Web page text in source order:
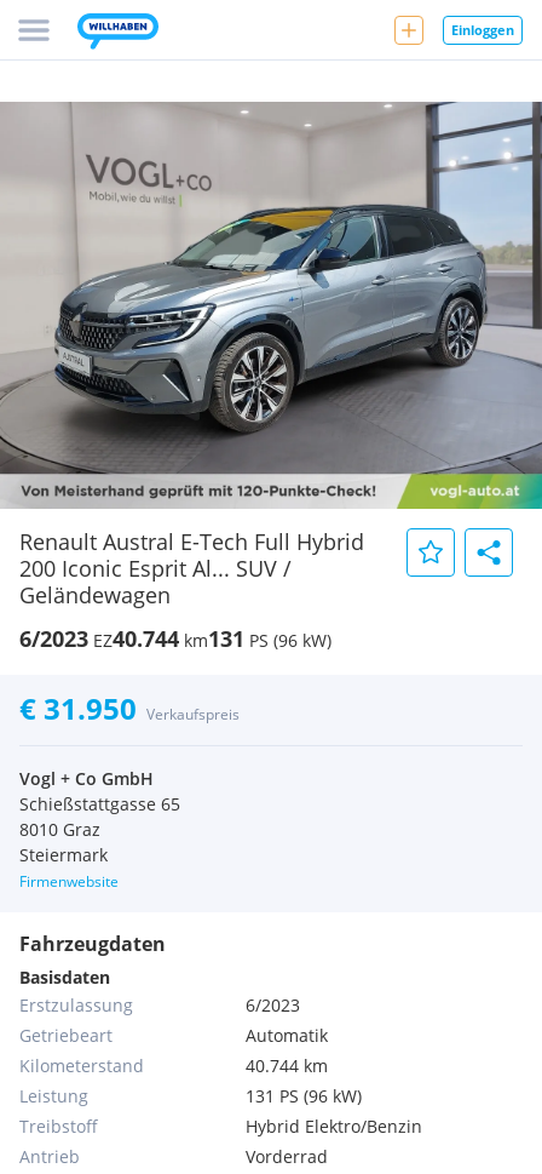
Einloggen
Renault Austral E-Tech Full Hybrid
200 Iconic Esprit Al... SUV /
Geländewagen
6/2023 EZ40.744 km131 PS (96 kW)
€ 31.950 Verkaufspreis
Vogl + Co GmbH
Schießstattgasse 65
8010 Graz
Steiermark
Firmenwebsite
Fahrzeugdaten
Basisdaten
Erstzulassung
6/2023
Getriebeart
Automatik
Kilometerstand
40.744 km
Leistung
131 PS (96 kW)
Treibstoff
Hybrid Elektro/Benzin
Antrieb
Vorderrad